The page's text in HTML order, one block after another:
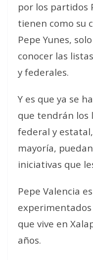
por los partidos
tienen como su
Pepe Yunes,
conocer las
y federales.
Y es que ya se
que tendrán los
federal y
mayoría,
iniciativas que
Pepe Valencia
que vive en
años.